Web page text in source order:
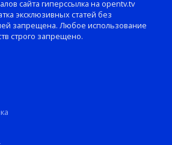
сайта гиперссылка на opentv.tv
эксклюзивных статей без
запрещена. Любое использование
строго запрещено.